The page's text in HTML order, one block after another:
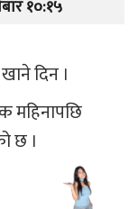
१०:१५
दिन ।
महिनापछि
छ ।